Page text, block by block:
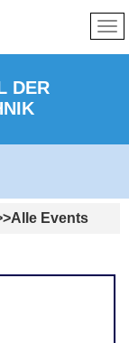
DER
Alle Events